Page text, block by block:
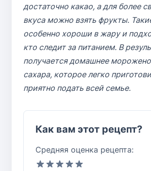
достаточно какао, а для более
вкуса можно взять фрукты.
особенно хороши в жару и
кто следит за питанием. В
получается домашнее
сахара, которое легко
приятно подать всей семье.
Как вам этот рецепт?
Средняя оценка рецепта: